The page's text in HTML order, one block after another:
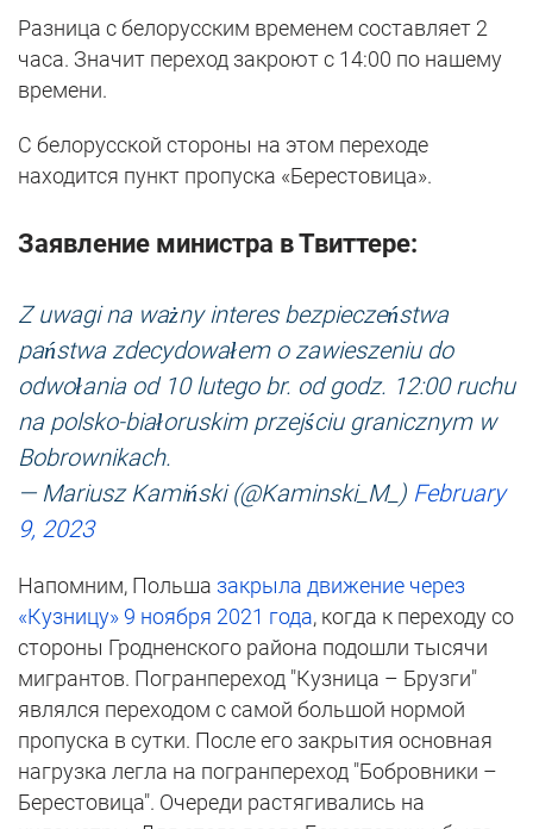
Разница с белорусским временем составляет 2
часа. Значит переход закроют с 14:00 по нашему
времени.
С белорусской стороны на этом переходе
находится пункт пропуска «Берестовица».
Заявление министра в Твиттере:
Z uwagi na ważny interes bezpieczeństwa
państwa zdecydowałem o zawieszeniu do
odwołania od 10 lutego br. od godz. 12:00 ruchu
na polsko-białoruskim przejściu granicznym w
Bobrownikach.
— Mariusz Kamiński (@Kaminski_M_) February
9, 2023
Напомним, Польша закрыла движение через
«Кузницу» 9 ноября 2021 года, когда к переходу со
стороны Гродненского района подошли тысячи
мигрантов. Погранпереход "Кузница – Брузги"
являлся переходом с самой большой нормой
пропуска в сутки. После его закрытия основная
нагрузка легла на погранпереход "Бобровники –
Берестовица". Очереди растягивались на